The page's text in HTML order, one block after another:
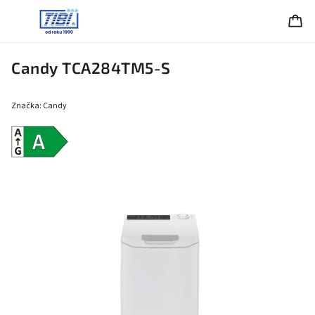
Candy TCA284TM5-S
Energetická
trieda A
Značka: Candy